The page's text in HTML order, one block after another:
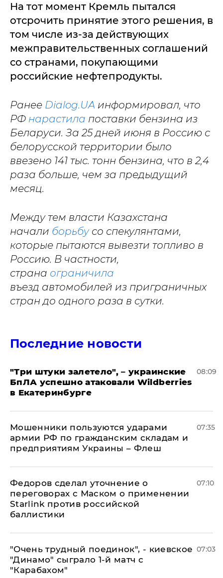
На тот момент Кремль пытался
отсрочить принятие этого решения, в
том числе из-за действующих
межправительственных соглашений
со странами, покупающими
российские нефтепродукты.
Ранее Dialog.UA информировал, что
РФ нарастила поставки бензина из
Беларуси. За 25 дней июня в Россию с
белорусской территории было
ввезено 141 тыс. тонн бензина, что в 2,4
раза больше, чем за предыдущий
месяц.
Между тем власти Казахстана
начали борьбусо спекулянтами,
которые пытаются вывезти топливо в
Россию. В частности,
страна ограничила
въезд автомобилей из приграничных
стран до одного раза в сутки.
Последние новости
"Три штуки залетело", – украинские
БпЛА успешно атаковали Wildberries
в Екатеринбурге
08:09
Мошенники пользуются ударами
армии РФ по гражданским складам и
предприятиям Украины – Флеш
07:35
Федоров сделал уточнение о
переговорах с Маском о применении
Starlink против российской
баллистики
07:10
"Очень трудный поединок", - киевское
"Динамо" сыграло 1-й матч с
"Карабахом"
07:03